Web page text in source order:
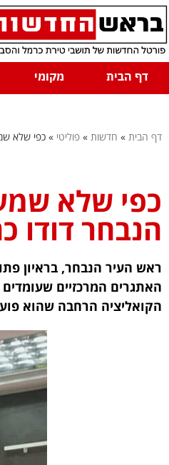
דף הבית
מקומי
דף הבית » חדשות » פוליטי » כפי שלא
כפי שלא
הנבחר דודו
ראש העיר הנבחר, בראיון
האתגרים המרכזיים
הקואליציה הרחבה שהוא